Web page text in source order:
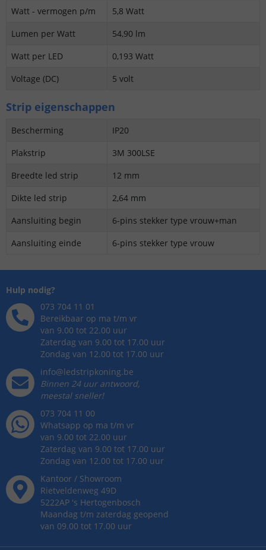
Watt - vermogen p/m
5,8 Watt
Lumen per Watt
54,90 lm
Watt per LED
0,193 Watt
Voltage (DC)
5 volt
Strip eigenschappen
Bescherming
IP20
Plakstrip
3M 300LSE
Breedte led strip
12 mm
Dikte led strip
2,64 mm
Aansluiting begin
6-pins stekker type vrouw+man
Aansluiting einde
6-pins stekker type vrouw
Hulp nodig?
073 704 11 01
Bereikbaar op ma t/m vr
van 9.00 tot 22.00 uur
Zaterdag van 9.00 tot 17.00 uur
Zondag van 12.00 tot 17.00 uur
info@ledstripkoning.be
Binnen 24 uur antwoord,
meestal sneller!
073 704 11 00
Whatsapp op ma t/m vr
van 9.00 tot 22.00 uur
Zaterdag van 9.00 tot 17.00 uur
Zondag van 12.00 tot 17.00 uur
Kantoor / Showroom
Rietveldenweg 49D
5222AP 's Hertogenbosch
Maandag t/m zaterdag geopend
van 09.00 tot 17.00 uur